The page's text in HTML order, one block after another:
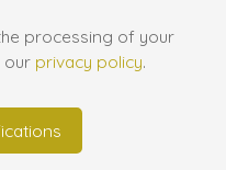
processing of your
our privacy policy.